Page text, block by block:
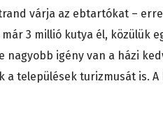
várja az ebtartókat –
már 3 millió kutya él, közülük
nagyobb igény van a házi
települések turizmusát is.